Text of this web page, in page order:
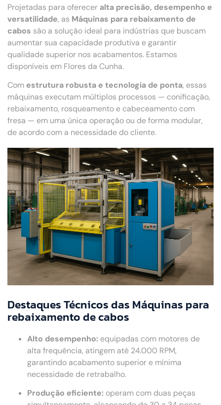
Projetadas para oferecer alta precisão, desempenho e
versatilidade, as Máquinas para rebaixamento de
cabos são a solução ideal para indústrias que buscam
aumentar sua capacidade produtiva e garantir
qualidade superior nos acabamentos. Estamos
disponíveis em Flores da Cunha.
Com estrutura robusta e tecnologia de ponta, essas
máquinas executam múltiplos processos — conificação,
rebaixamento, rosqueamento e cabeceamento com
fresa — em uma única operação ou de forma modular,
de acordo com a necessidade do cliente.
Destaques Técnicos das Máquinas para
rebaixamento de cabos
Alto desempenho: equipadas com motores de
alta frequência, atingem até 24.000 RPM,
garantindo acabamento superior e mínima
necessidade de retrabalho.
Produção eficiente: operam com duas peças